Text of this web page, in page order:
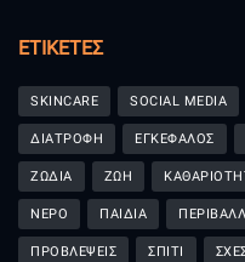
ΕΤΙΚΈΤΕΣ
SKINCARE SOCIAL MEDIA
ΔΙΑΤΡΟΦΗ ΕΓΚΕΦΑΛΟΣ
ΖΩΔΙΑ ΖΩΗ
ΝΕΡΟ ΠΑΙΔΙΑ
ΠΡΟΒΛΕΨΕΙΣ ΣΠΙΤΙ